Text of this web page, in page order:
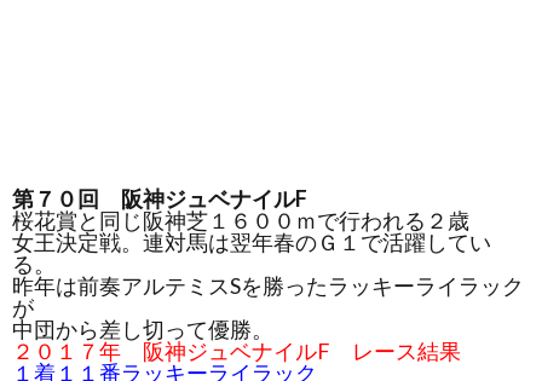
第７０回 阪神ジュベナイルF
桜花賞と同じ阪神芝１６００ｍで行われる２歳
女王決定戦。連対馬は翌年春のＧ１で活躍してい
る。
昨年は前奏アルテミスSを勝ったラッキーライラック
が
中団から差し切って優勝。
２０１７年 阪神ジュベナイルF レース結果
１着１１番ラッキーライラック